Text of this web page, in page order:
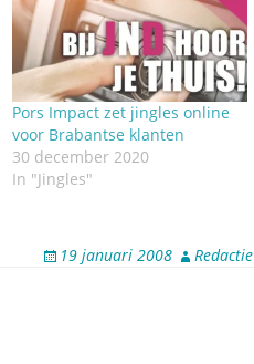
Pors Impact zet jingles online
voor Brabantse klanten
30 december 2020
In "Jingles"
19 januari 2008 Redactie